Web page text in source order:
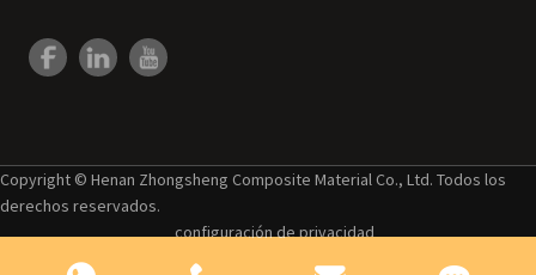
Copyright © Henan Zhongsheng Composite Material Co., Ltd. Todos los
derechos reservados.
configuración de privacidad